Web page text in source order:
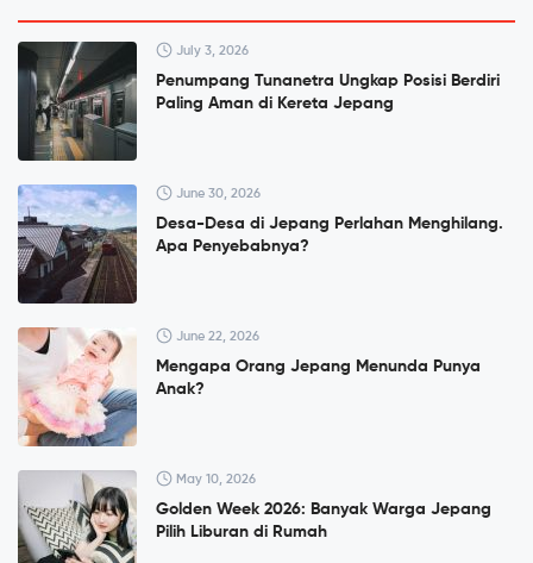
July 3, 2026
Penumpang Tunanetra Ungkap Posisi Berdiri
Paling Aman di Kereta Jepang
June 30, 2026
Desa-Desa di Jepang Perlahan Menghilang.
Apa Penyebabnya?
June 22, 2026
Mengapa Orang Jepang Menunda Punya
Anak?
May 10, 2026
Golden Week 2026: Banyak Warga Jepang
Pilih Liburan di Rumah